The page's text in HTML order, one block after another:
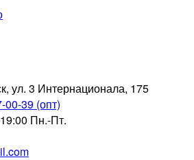
ул. 3 Интернационала, 175
00-39 (опт)
Пн.-Пт.